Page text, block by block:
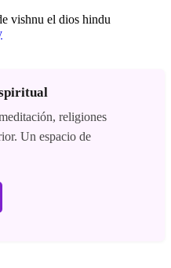
religiones
Un espacio de